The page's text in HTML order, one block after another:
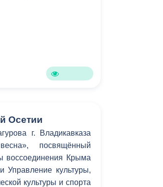
деятельность
оборона в
ситуациях
строительство
Осетии
г. Владикавказа
посвящённый
воссоединения Крыма
Управление культуры,
культуры и спорта